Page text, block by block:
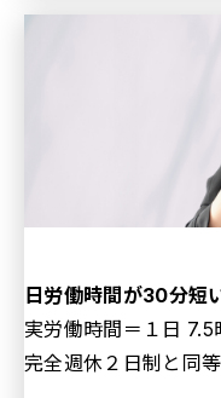
日労働時間が30分短
実労働時間＝１日 7.5
完全週休２日制と同等